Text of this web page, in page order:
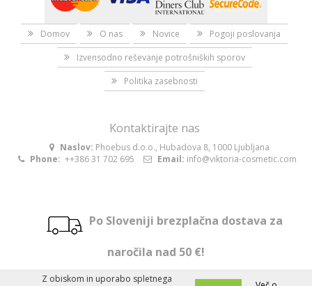
Domov O nas Novice
Pogoji poslovanja
Izvensodno reševanje potrošniških sporov
Politika zasebnosti
Kontaktirajte nas
Naslov: Phoebus d.o.o., Hubadova 8, 1000 Ljubljana
Phone: ++386 31 702 695 Email: info@viktoria-cosmetic.com
Po Sloveniji brezplačna dostava za
naročila nad 50 €!
Z obiskom in uporabo spletnega